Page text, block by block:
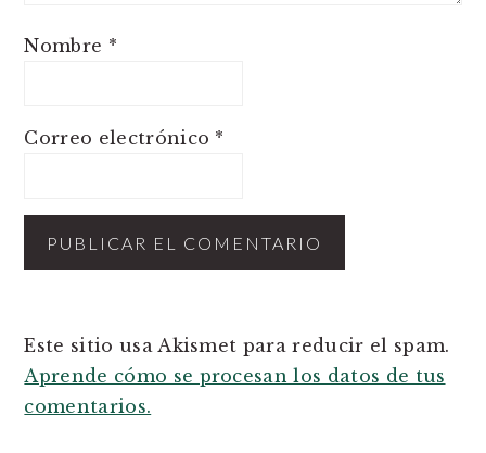
Nombre *
Correo electrónico *
Este sitio usa Akismet para reducir el spam.
Aprende cómo se procesan los datos de tus
comentarios.